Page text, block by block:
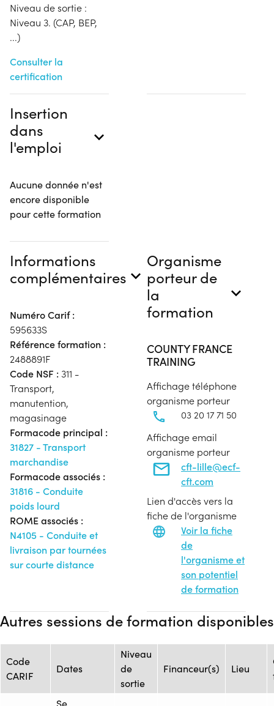
Niveau de sortie :
Niveau 3. (CAP, BEP,
...)
Consulter la
certification
Insertion
dans
l'emploi
Aucune donnée n'est
encore disponible
pour cette formation
Informations
complémentaires
Numéro Carif :
595633S
Référence formation :
2488891F
Code NSF : 311 -
Transport,
manutention,
magasinage
Formacode principal :
31827 - Transport
marchandise
Formacode associés :
31816 - Conduite
poids lourd
ROME associés :
N4105 - Conduite et
livraison par tournées
sur courte distance
Organisme
porteur de
la
formation
COUNTY FRANCE
TRAINING
Affichage téléphone
organisme porteur
03 20 17 71 50
Affichage email
organisme porteur
cft-lille@ecf-
cft.com
Lien d'accès vers la
fiche de l'organisme
Voir la fiche
de
l'organisme et
son potentiel
de formation
Autres sessions de formation disponibles
Code
CARIF
Dates
Niveau
de
sortie
Financeur(s) Lieu
Se